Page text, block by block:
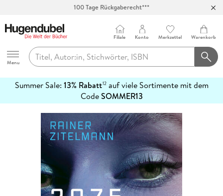
100 Tage Rückgaberecht***
Hugendubel
Menu
Filiale Konto Merkzettel Warenkorb
Summer Sale: 13% Rabatt12auf viele Sortimente mit dem
CodeSOMMER13
erfahren